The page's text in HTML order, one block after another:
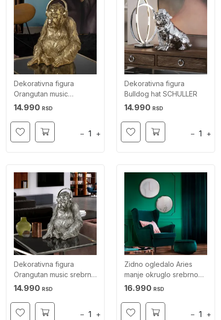
Dekorativna figura
Orangutan music
SCHULLER
14.990 RSD
− +
Dekorativna figura
Bulldog hat SCHULLER
14.990 RSD
− +
Dekorativna figura
Orangutan music srebrni
SCHULLER
14.990 RSD
− +
Zidno ogledalo Aries
manje okruglo srebrno
SCHULLER
16.990 RSD
− +